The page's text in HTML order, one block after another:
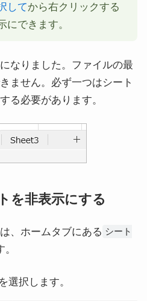
してから右クリックする
にできます。
なりました。ファイルの最
ません。必ず一つはシート
る必要があります。
を非表示にする
、ホームタブにある シート
を選択します。